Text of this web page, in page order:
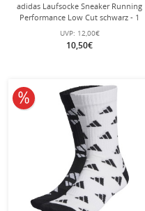
adidas Laufsocke Sneaker Running
Performance Low Cut schwarz - 1
Paar
UVP: 12,00€
10,50€
10% reduziert